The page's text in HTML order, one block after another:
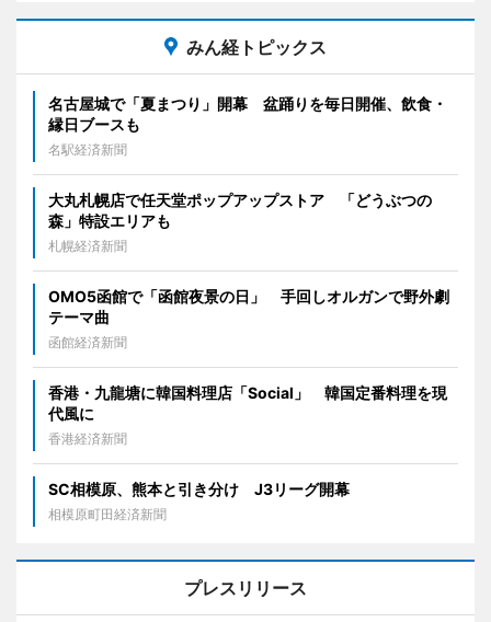
みん経トピックス
名古屋城で「夏まつり」開幕 盆踊りを毎日開催、飲食・
縁日ブースも
名駅経済新聞
大丸札幌店で任天堂ポップアップストア 「どうぶつの
森」特設エリアも
札幌経済新聞
OMO5函館で「函館夜景の日」 手回しオルガンで野外劇
テーマ曲
函館経済新聞
香港・九龍塘に韓国料理店「Social」 韓国定番料理を現
代風に
香港経済新聞
SC相模原、熊本と引き分け J3リーグ開幕
相模原町田経済新聞
プレスリリース